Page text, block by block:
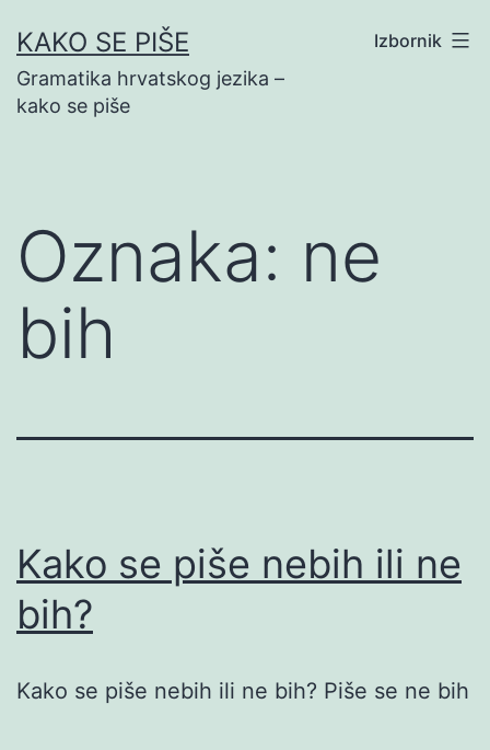
na
sadržaj
KAKO SE PIŠE
Gramatika hrvatskog jezika –
kako se piše
Izbornik
Oznaka: ne
bih
Kako se piše nebih ili ne
bih?
Kako se piše nebih ili ne bih? Piše se ne bih